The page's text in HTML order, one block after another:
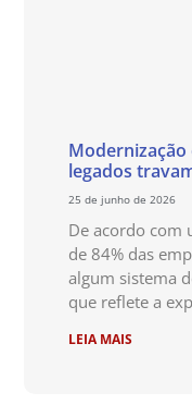
Modernização
legados
25 de junho de 2026
De acordo com
de 84% das
algum sistema
que reflete a
LEIA MAIS